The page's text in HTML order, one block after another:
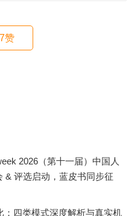
7赞
2026（第十一届）中国人
& 评选启动，蓝皮书同步征
：四类模式深度解析与真实机